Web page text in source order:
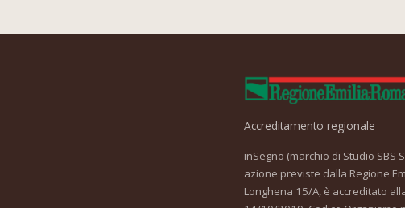
Accreditamento regionale
inSegno (marchio di Studio
azione previste dalla Regione
Longhena 15/A, è accreditato